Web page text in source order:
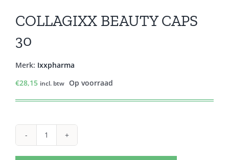
COLLAGIXX BEAUTY CAPS
30
Merk: Ixxpharma
€28,15 incl. btw Op voorraad
COLLAGIXX